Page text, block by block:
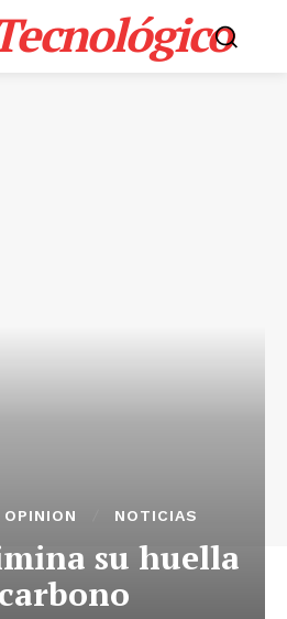
NOTICIAS
su huella